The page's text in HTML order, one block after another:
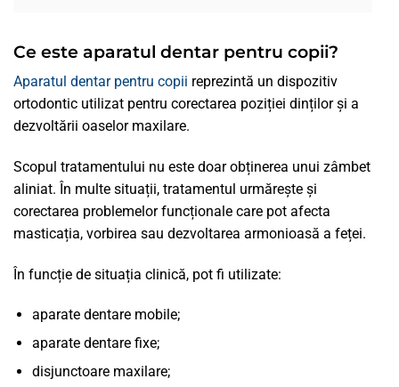
Ce este aparatul dentar pentru copii?
Aparatul dentar pentru copii reprezintă un dispozitiv
ortodontic utilizat pentru corectarea poziției dinților și a
dezvoltării oaselor maxilare.
Scopul tratamentului nu este doar obținerea unui zâmbet
aliniat. În multe situații, tratamentul urmărește și
corectarea problemelor funcționale care pot afecta
masticația, vorbirea sau dezvoltarea armonioasă a feței.
În funcție de situația clinică, pot fi utilizate:
aparate dentare mobile;
aparate dentare fixe;
disjunctoare maxilare;